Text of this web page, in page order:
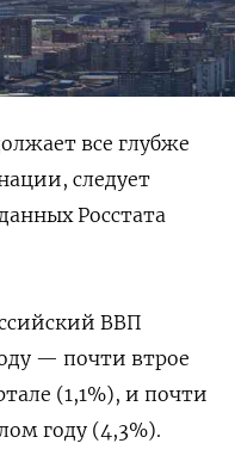
все глубже
следует
Росстата
ВВП
— почти втрое
(1,1%), и почти
году (4,3%).